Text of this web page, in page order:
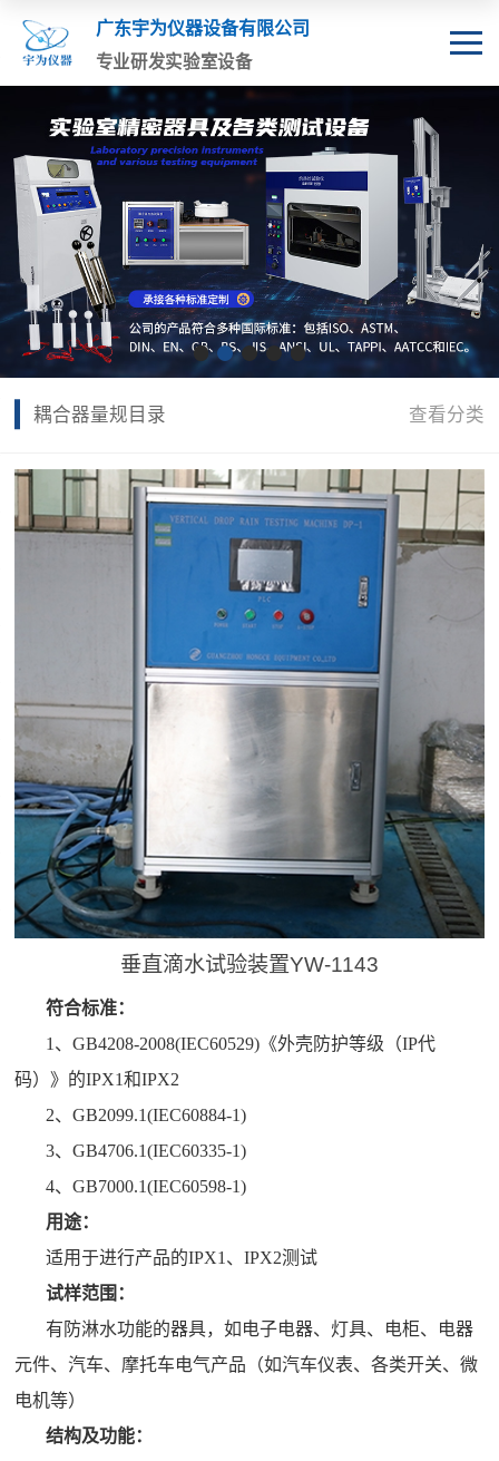
广东宇为仪器设备有限公司
专业研发实验室设备
耦合器量规目录 查看分类
垂直滴水试验装置YW-1143
符合标准：
1、GB4208-2008(IEC60529)《外壳防护等级（IP代
码）》的IPX1和IPX2
2、GB2099.1(IEC60884-1)
3、GB4706.1(IEC60335-1)
4、GB7000.1(IEC60598-1)
用途：
适用于进行产品的IPX1、IPX2测试
试样范围：
有防淋水功能的器具，如电子电器、灯具、电柜、电器
元件、汽车、摩托车电气产品（如汽车仪表、各类开关、微
电机等）
结构及功能：